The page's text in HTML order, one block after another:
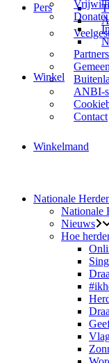
Partners
ANBI-
Contact
Pers
Winkel
Winkelmand
Nationale
Nationale
Nieuws
Hoe